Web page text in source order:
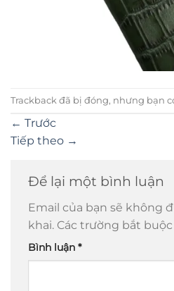
Trackback đã bị đóng, nhưng bạn
← Trước
Tiếp theo →
Để lại một bình luận
Email của bạn sẽ không
khai. Các trường bắt
Bình luận *